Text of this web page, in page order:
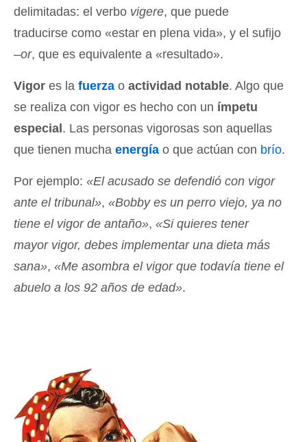
delimitadas: el verbo vigere, que puede
traducirse como «estar en plena vida», y el sufijo
–or, que es equivalente a «resultado».
Vigor es la fuerza o actividad notable. Algo que
se realiza con vigor es hecho con un ímpetu
especial . Las personas vigorosas son aquellas
que tienen mucha energía o que actúan con brío.
Por ejemplo: «El acusado se defendió con vigor
ante el tribunal», «Bobby es un perro viejo, ya no
tiene el vigor de antaño», «Si quieres tener
mayor vigor, debes implementar una dieta más
sana», «Me asombra el vigor que todavía tiene el
abuelo a los 92 años de edad».